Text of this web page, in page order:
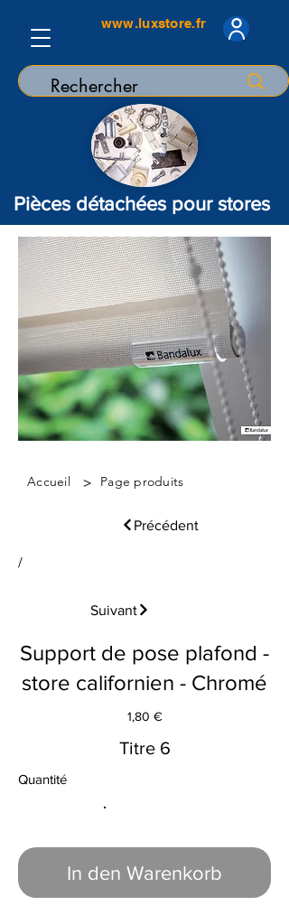
www.luxstore.fr
Pièces détachées pour stores
Accueil > Page produits
Précédent
/
Suivant
Support de pose plafond -
store californien - Chromé
1,80 €
Titre 6
Quantité
In den Warenkorb